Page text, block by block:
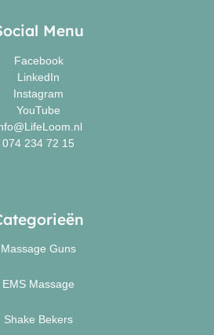
Menu
Facebook
LinkedIn
Instagram
YouTube
074 234 72 15
Massage Guns
EMS Massage
Shake Bekers